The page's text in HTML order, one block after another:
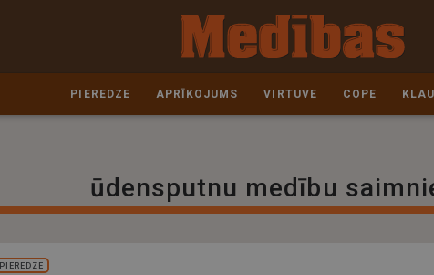
PIEREDZE APRĪKOJUMS VIRTUVE COPE
ūdensputnu medību
PIEREDZE